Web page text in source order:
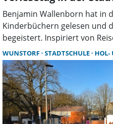
Benjamin Wallenborn hat in
Kinderbüchern gelesen und
begeistert. Inspiriert von
„BOB“ entführt der Autor
spannende Abenteuer.
WUNSTORF STADTSCHULE HOL-